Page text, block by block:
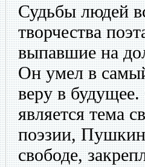
Судьбы людей
творчества
выпавшие на
Он умел в
веру в
является тема
поэзии,
свободе,